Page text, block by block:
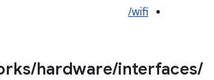
wifi/
/
/hardware/interfaces